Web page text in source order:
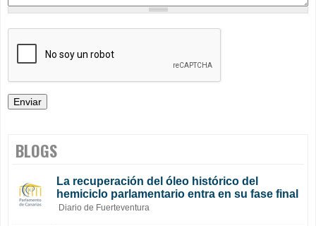
BLOGS
La recuperación del óleo histórico del
hemiciclo parlamentario entra en su fase final
Diario de Fuerteventura